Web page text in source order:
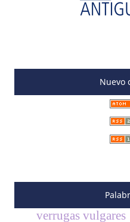
Nuevo
verrugas vulgares